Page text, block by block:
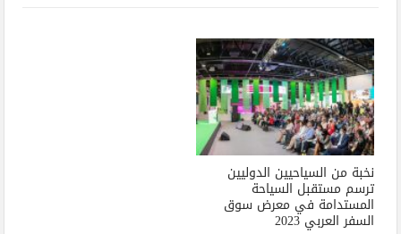
نخبة من السياحيين الدوليين
ترسم مستقبل السياحة
المستدامة في معرض سوق
السفر العربي 2023